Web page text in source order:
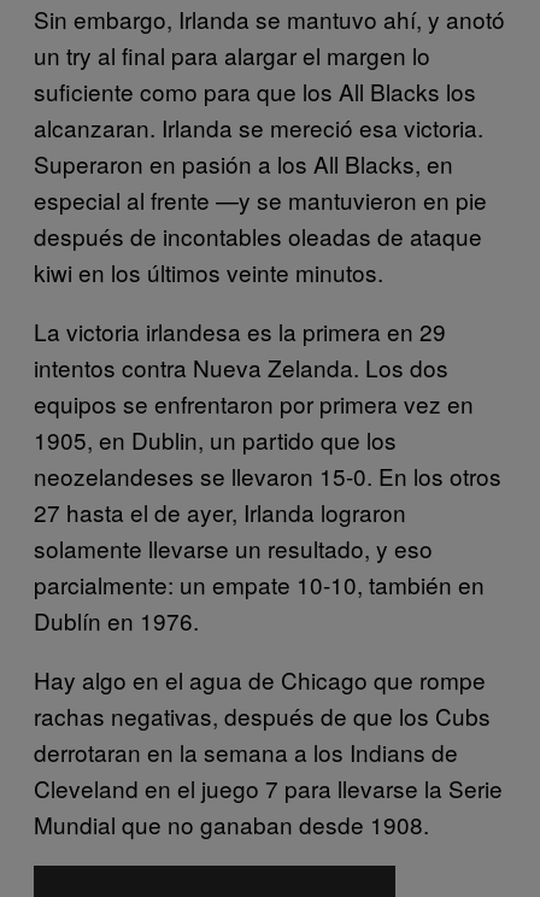
Sin embargo, Irlanda se mantuvo ahí, y anotó
un try al final para alargar el margen lo
suficiente como para que los All Blacks los
alcanzaran. Irlanda se mereció esa victoria.
Superaron en pasión a los All Blacks, en
especial al frente —y se mantuvieron en pie
después de incontables oleadas de ataque
kiwi en los últimos veinte minutos.
La victoria irlandesa es la primera en 29
intentos contra Nueva Zelanda. Los dos
equipos se enfrentaron por primera vez en
1905, en Dublin, un partido que los
neozelandeses se llevaron 15-0. En los otros
27 hasta el de ayer, Irlanda lograron
solamente llevarse un resultado, y eso
parcialmente: un empate 10-10, también en
Dublín en 1976.
Hay algo en el agua de Chicago que rompe
rachas negativas, después de que los Cubs
derrotaran en la semana a los Indians de
Cleveland en el juego 7 para llevarse la Serie
Mundial que no ganaban desde 1908.